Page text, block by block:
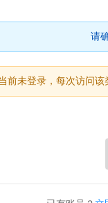
请
前未登录，每次访问